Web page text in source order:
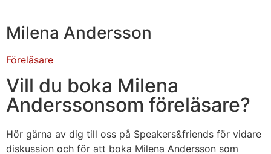
Milena Andersson
Föreläsare
Vill du boka Milena
Anderssonsom föreläsare?
Hör gärna av dig till oss på Speakers&friends för vidare
diskussion och för att boka Milena Andersson som